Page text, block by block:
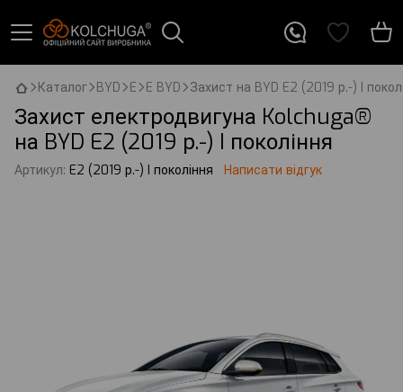
Каталог BYD E E BYD Захист на BYD E2 (2019 р.-) I
Захист електродвигуна Kolchuga®
на BYD E2 (2019 р.-) I покоління
Артикул: E2 (2019 р.-) I покоління Написати відгук